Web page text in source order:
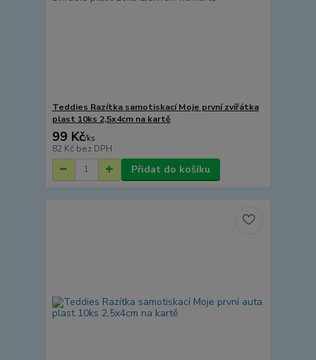
Teddies Razítka samotiskací Moje první zvířátka
plast 10ks 2,5x4cm na kartě
99 Kč/ks
82 Kč bez DPH
Přidat do košíku